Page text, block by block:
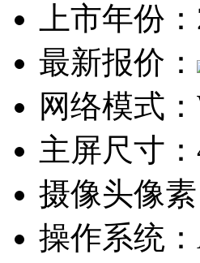
上市年份：
最新报价：
网络模式：
主屏尺寸：
摄像头像素
操作系统：